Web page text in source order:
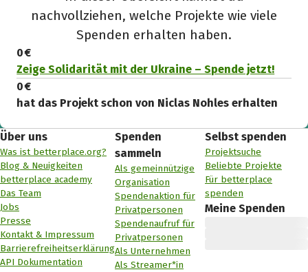
nachvollziehen, welche Projekte wie viele
Spenden erhalten haben.
0 €
Zeige Solidarität mit der Ukraine – Spende jetzt!
0 €
hat das Projekt schon von Niclas Nohles erhalten
Über uns
Was ist betterplace.org?
Blog & Neuigkeiten
betterplace academy
Das Team
Jobs
Presse
Kontakt & Impressum
Barrierefreiheitserklärung
API Dokumentation
Spenden
sammeln
Als gemeinnützige
Organisation
Spendenaktion für
Privatpersonen
Spendenaufruf für
Privatpersonen
Als Unternehmen
Als Streamer*in
Selbst spenden
Projektsuche
Beliebte Projekte
Für betterplace
spenden
Meine Spenden